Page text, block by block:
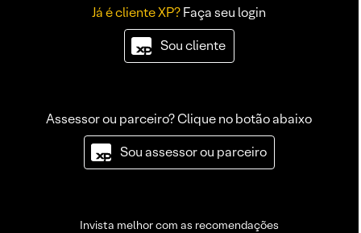
Já é cliente XP?Faça seu login
Sou cliente
Assessor ou parceiro? Clique no botão abaixo
Sou assessor ou parceiro
Invista melhor com as recomendações